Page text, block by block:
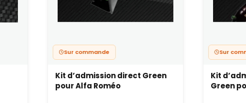
Sur commande
Kit d’admission direct Green
pour Alfa Roméo
Sur
Kit
Green